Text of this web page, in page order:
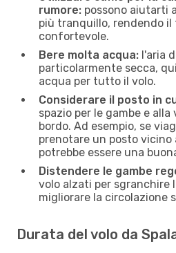
rumore: possono aiutarti
più tranquillo, rendendo il
confortevole.
Bere molta acqua: l'aria
particolarmente secca,
acqua per tutto il volo.
Considerare il posto in
spazio per le gambe e
bordo. Ad esempio, se
prenotare un posto vicino
potrebbe essere una
Distendere le gambe
volo alzati per sgranchire
migliorare la circolazione
Durata del volo da